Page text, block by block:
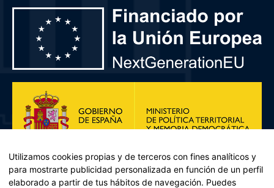
Utilizamos cookies propias y de terceros con fines analíticos y
para mostrarte publicidad personalizada en función de un perfil
elaborado a partir de tus hábitos de navegación. Puedes